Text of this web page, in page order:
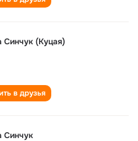
Синчук (Куцая)
в друзья
Синчук